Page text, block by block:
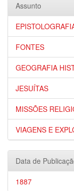
Assunto
FONTES
GEOGRAFIA
JESUÍTAS
MISSÕES
VIAGENS E
Data de
1887